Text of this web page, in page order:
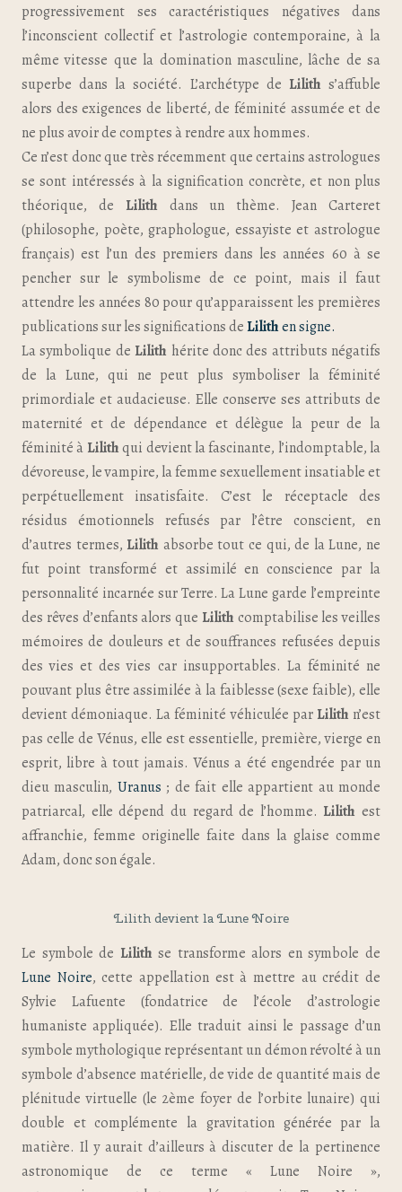
progressivement ses caractéristiques négatives dans
l’inconscient collectif et l’astrologie contemporaine, à la
même vitesse que la domination masculine, lâche de sa
superbe dans la société. L’archétype de Liliths’affuble
alors des exigences de liberté, de féminité assumée et de
ne plus avoir de comptes à rendre aux hommes.
Ce n’est donc que très récemment que certains astrologues
se sont intéressés à la signification concrète, et non plus
théorique, de Lilith dans un thème. Jean Carteret
(philosophe, poète, graphologue, essayiste et astrologue
français) est l’un des premiers dans les années 60 à se
pencher sur le symbolisme de ce point, mais il faut
attendre les années 80 pour qu’apparaissent les premières
publications sur les significations deLilithen signe.
La symbolique de Lilith hérite donc des attributs négatifs
de la Lune, qui ne peut plus symboliser la féminité
primordiale et audacieuse. Elle conserve ses attributs de
maternité et de dépendance et délègue la peur de la
féminité à Lilithqui devient la fascinante, l’indomptable, la
dévoreuse, le vampire, la femme sexuellement insatiable et
perpétuellement insatisfaite. C’est le réceptacle des
résidus émotionnels refusés par l’être conscient, en
d’autres termes, Lilith absorbe tout ce qui, de la Lune, ne
fut point transformé et assimilé en conscience par la
personnalité incarnée sur Terre. La Lune garde l’empreinte
des rêves d’enfants alors que Lilith comptabilise les veilles
mémoires de douleurs et de souffrances refusées depuis
des vies et des vies car insupportables. La féminité ne
pouvant plus être assimilée à la faiblesse (sexe faible), elle
devient démoniaque. La féminité véhiculée par Lilith n’est
pas celle de Vénus, elle est essentielle, première, vierge en
esprit, libre à tout jamais. Vénus a été engendrée par un
dieu masculin, Uranus ; de fait elle appartient au monde
patriarcal, elle dépend du regard de l’homme. Lilith est
affranchie, femme originelle faite dans la glaise comme
Adam, donc son égale.
Lilith devient la Lune Noire
Le symbole de Lilith se transforme alors en symbole de
Lune Noire, cette appellation est à mettre au crédit de
Sylvie Lafuente (fondatrice de l’école d’astrologie
humaniste appliquée). Elle traduit ainsi le passage d’un
symbole mythologique représentant un démon révolté à un
symbole d’absence matérielle, de vide de quantité mais de
plénitude virtuelle (le 2ème foyer de l’orbite lunaire) qui
double et complémente la gravitation générée par la
matière. Il y aurait d’ailleurs à discuter de la pertinence
astronomique de ce terme « Lune Noire »,